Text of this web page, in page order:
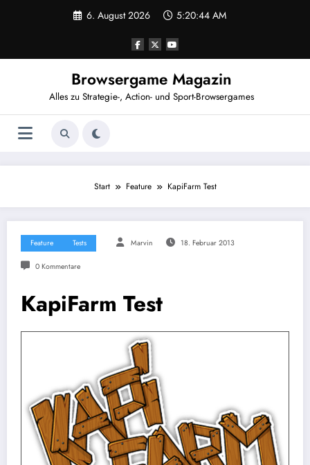
6. August 2026 5:20:44 AM
Browsergame Magazin
Alles zu Strategie-, Action- und Sport-Browsergames
Start Feature KapiFarm Test
Feature Tests Marvin 18. Februar 2013
0 Kommentare
KapiFarm Test